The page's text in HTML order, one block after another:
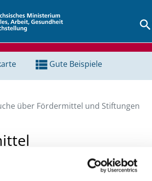
Gute Beispiele
über Fördermittel und Stiftungen
Hier können Sie direkt über